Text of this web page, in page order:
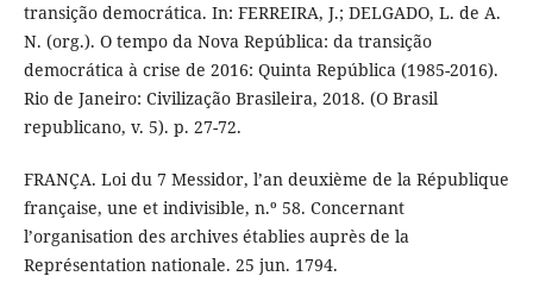
transição democrática. In: FERREIRA, J.; DELGADO, L. de A.
N. (org.). O tempo da Nova República: da transição
democrática à crise de 2016: Quinta República (1985-2016).
Rio de Janeiro: Civilização Brasileira, 2018. (O Brasil
republicano, v. 5). p. 27-72.
FRANÇA. Loi du 7 Messidor, l’an deuxième de la République
française, une et indivisible, n.º 58. Concernant
l’organisation des archives établies auprès de la
Représentation nationale. 25 jun. 1794.